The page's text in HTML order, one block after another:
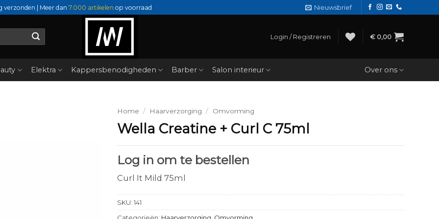
verzonden | Meer dan 7.000 artikelen op voorraad Nieuwsbrief
Login / Registreren € 0,00
Elektra Kappersbenodigheden Barber Salon interieur Over ons
Home / Haarverzorging / Omvorming
Wella Creatine + Curl C 75ml
Log in om te bestellen
Curl It Mild 75ml
SKU: 141